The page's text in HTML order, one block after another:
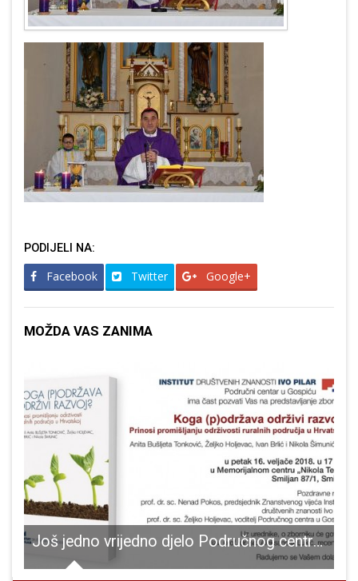
PODIJELI NA:
Facebook Twitter Google+
MOŽDA VAS ZANIMA
Još jedno vrijedno djelo Područnog centra Gospić Instituta Ivo Pilar